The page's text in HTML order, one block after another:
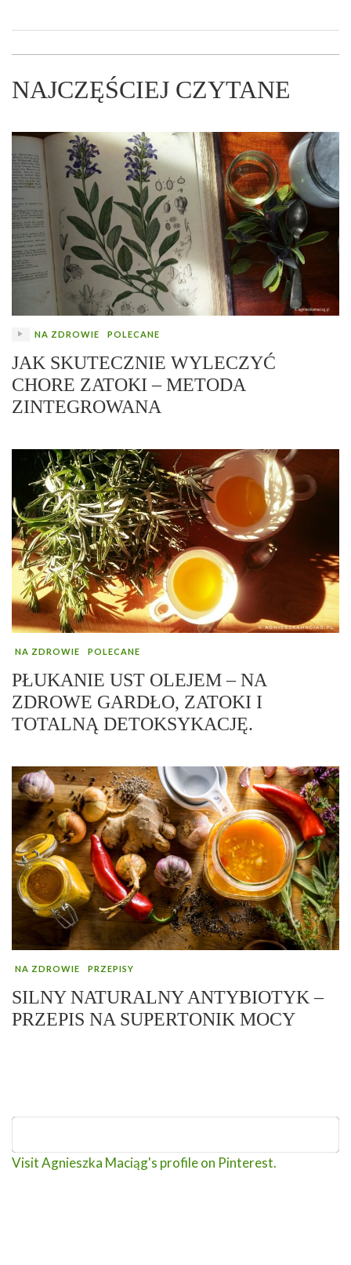
NAJCZĘŚCIEJ CZYTANE
NA ZDROWIE POLECANE
JAK SKUTECZNIE WYLECZYĆ
CHORE ZATOKI – METODA
ZINTEGROWANA
NA ZDROWIE POLECANE
PŁUKANIE UST OLEJEM – NA
ZDROWE GARDŁO, ZATOKI I
TOTALNĄ DETOKSYKACJĘ.
NA ZDROWIE PRZEPISY
SILNY NATURALNY ANTYBIOTYK –
PRZEPIS NA SUPERTONIK MOCY
Visit Agnieszka Maciąg's profile on Pinterest.